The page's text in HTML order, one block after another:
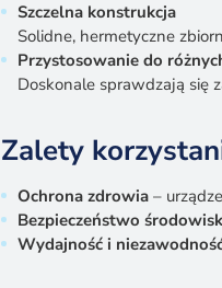
Szczelna konstrukcja
Solidne, hermetyczne
Przystosowanie do
Doskonale sprawdzają się
Zalety
Ochrona zdrowia–
Bezpieczeństwo
Wydajność i